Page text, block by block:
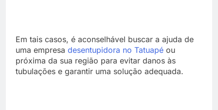
Em tais casos, é aconselhável buscar a ajuda de
uma empresa desentupidora no Tatuapé ou
próxima da sua região para evitar danos às
tubulações e garantir uma solução adequada.